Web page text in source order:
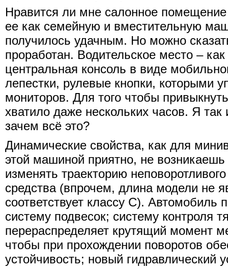
Нравится ли мне салонное помещение
ее как семейную и вместительную
получилось удачным. Но можно
проработан. Водительское место –
центральная консоль в виде
лепестки, рулевые кнопки, которыми
мониторов. Для того чтобы
хватило даже нескольких часов. Я так
зачем всё это?
Динамические свойства, как для
этой машиной приятно, не
изменять траекторию
средства (впрочем, длина модели не
соответствует классу C). Автомобиль
систему подвесок; систему контроля
перераспределяет крутящий момент
чтобы при прохождении поворотов
устойчивость; новый гидравлический